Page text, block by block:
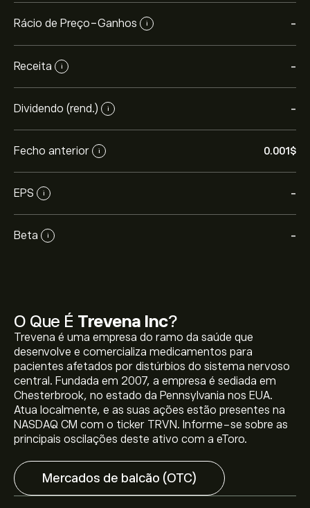
Rácio de Preço-Ganhos i -
Receita i -
Dividendo (rend.) i -
Fecho anterior i 0.001‎$‎
EPS i -
Beta i -
O Que É Trevena Inc?
Trevena é uma empresa do ramo da saúde que
desenvolve e comercializa medicamentos para
pacientes afetados por distúrbios do sistema nervoso
central. Fundada em 2007, a empresa é sediada em
Chesterbrook, no estado da Pennsylvania nos EUA.
Atua localmente, e as suas ações estão presentes na
NASDAQ CM com o ticker TRVN. Informe-se sobre as
principais oscilações deste ativo com a eToro.
Mercados de balcão (OTC)
O preço atual da TRVN é 0.0010‎$‎.
O preço médio alvo para Trevena Inc é 0.0010‎$‎.Adira já
na eToro para previsões detalhadas de analistas e
metas de preço.
Os analistas oferecem previsões para Trevena Inc com
base em tendências de mercado, relatórios financeiros
e projeções de crescimento. Descubra a previsão mais